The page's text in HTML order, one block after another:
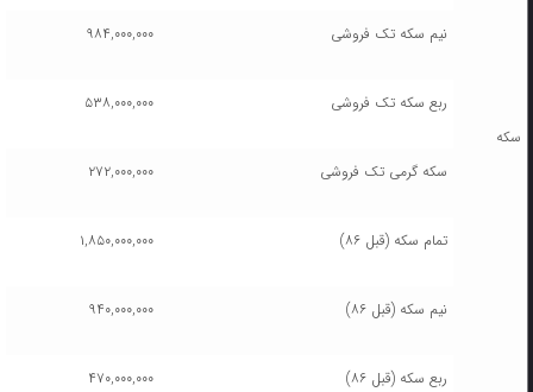
سکه
نیم سکه تک فروشی ۹۸۴,۰۰۰,۰۰۰
ربع سکه تک فروشی ۵۳۸,۰۰۰,۰۰۰
سکه گرمی تک فروشی ۲۷۲,۰۰۰,۰۰۰
تمام سکه (قبل ۸۶) ۱,۸۵۰,۰۰۰,۰۰۰
نیم سکه (قبل ۸۶) ۹۴۰,۰۰۰,۰۰۰
ربع سکه (قبل ۸۶) ۴۷۰,۰۰۰,۰۰۰